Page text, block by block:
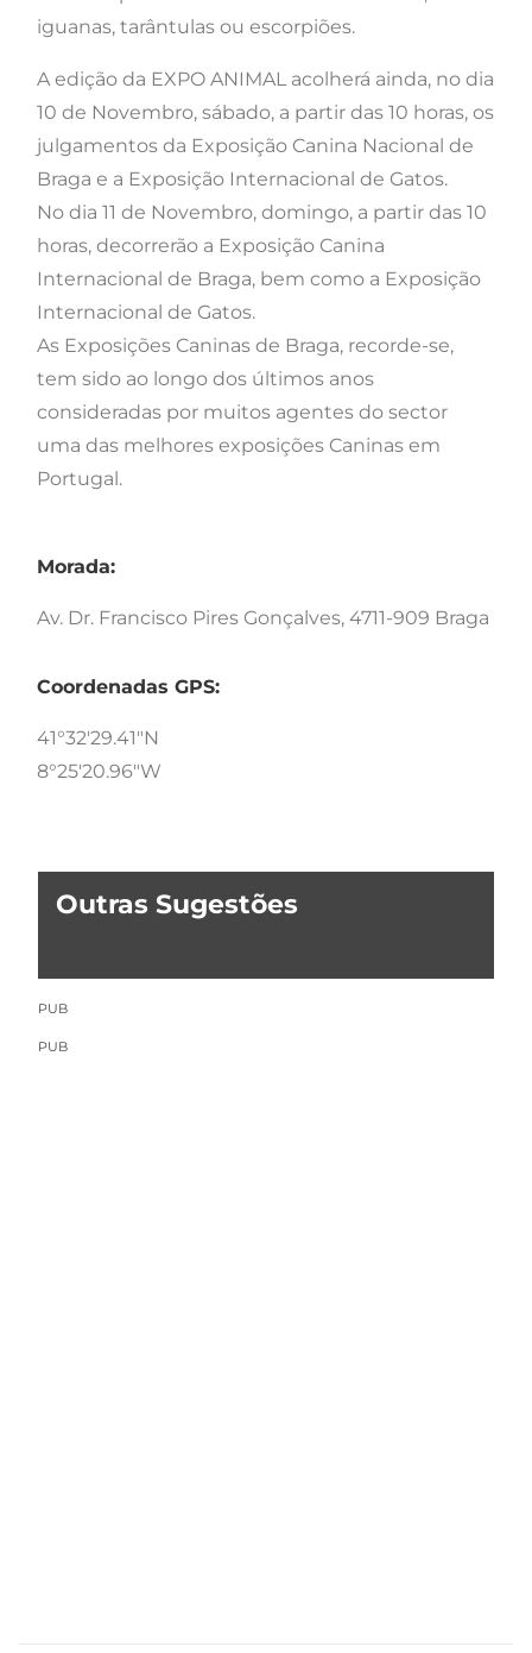
iguanas, tarântulas ou escorpiões.
A edição da EXPO ANIMAL acolherá ainda, no dia
10 de Novembro, sábado, a partir das 10 horas, os
julgamentos da Exposição Canina Nacional de
Braga e a Exposição Internacional de Gatos.
No dia 11 de Novembro, domingo, a partir das 10
horas, decorrerão a Exposição Canina
Internacional de Braga, bem como a Exposição
Internacional de Gatos.
As Exposições Caninas de Braga, recorde-se,
tem sido ao longo dos últimos anos
consideradas por muitos agentes do sector
uma das melhores exposições Caninas em
Portugal.
Morada:
Av. Dr. Francisco Pires Gonçalves, 4711-909 Braga
Coordenadas GPS:
41°32'29.41"N
8°25'20.96"W
Outras Sugestões
PUB
PUB